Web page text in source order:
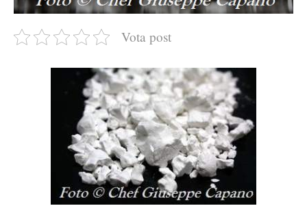
Vota post